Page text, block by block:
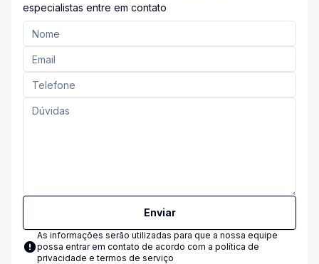
especialistas entre em contato
Enviar
As informações serão utilizadas para que a nossa equipe
possa entrar em contato de acordo com a política de
privacidade e termos de serviço